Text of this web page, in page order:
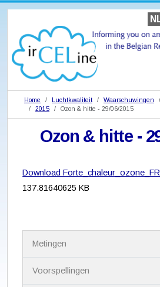
Home Luchtkwaliteit Waarschuwingen
2015
Ozon & hitte - 29/06/2015
Ozon & hitte -
Download
137.81640625 KB
Metingen
Voorspellingen